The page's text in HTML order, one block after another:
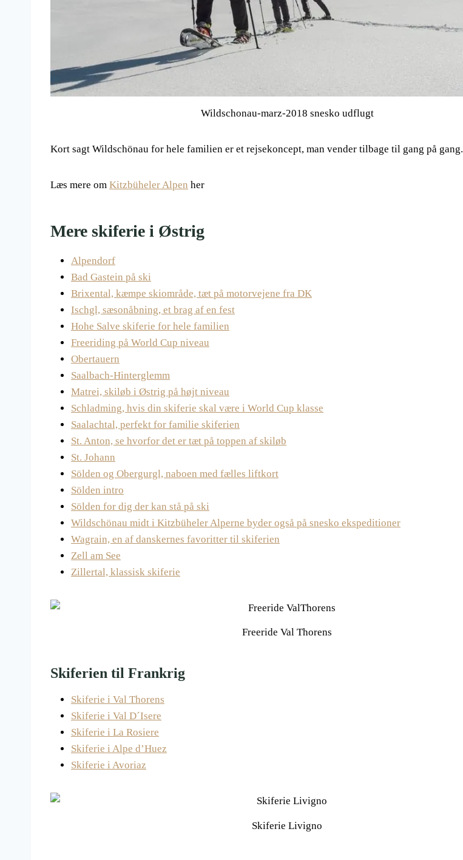
Wildschonau-marz-2018 snesko udflugt
Kort sagt Wildschönau for hele familien er et rejsekoncept, man vender tilbage til gang på gang.
Læs mere om Kitzbüheler Alpen her
Mere skiferie i Østrig
Alpendorf
Bad Gastein på ski
Brixental, kæmpe skiområde, tæt på motorvejene fra DK
Ischgl, sæsonåbning, et brag af en fest
Hohe Salve skiferie for hele familien
Freeriding på World Cup niveau
Obertauern
Saalbach-Hinterglemm
Matrei, skiløb i Østrig på højt niveau
Schladming, hvis din skiferie skal være i World Cup klasse
Saalachtal, perfekt for familie skiferien
St. Anton, se hvorfor det er tæt på toppen af skiløb
St. Johann
Sölden og Obergurgl, naboen med fælles liftkort
Sölden intro
Sölden for dig der kan stå på ski
Wildschönau midt i Kitzbüheler Alperne byder også på snesko ekspeditioner
Wagrain, en af danskernes favoritter til skiferien
Zell am See
Zillertal, klassisk skiferie
Freeride Val Thorens
Skiferien til Frankrig
Skiferie i Val Thorens
Skiferie i Val D´Isere
Skiferie i La Rosiere
Skiferie i Alpe d’Huez
Skiferie i Avoriaz
Skiferie Livigno